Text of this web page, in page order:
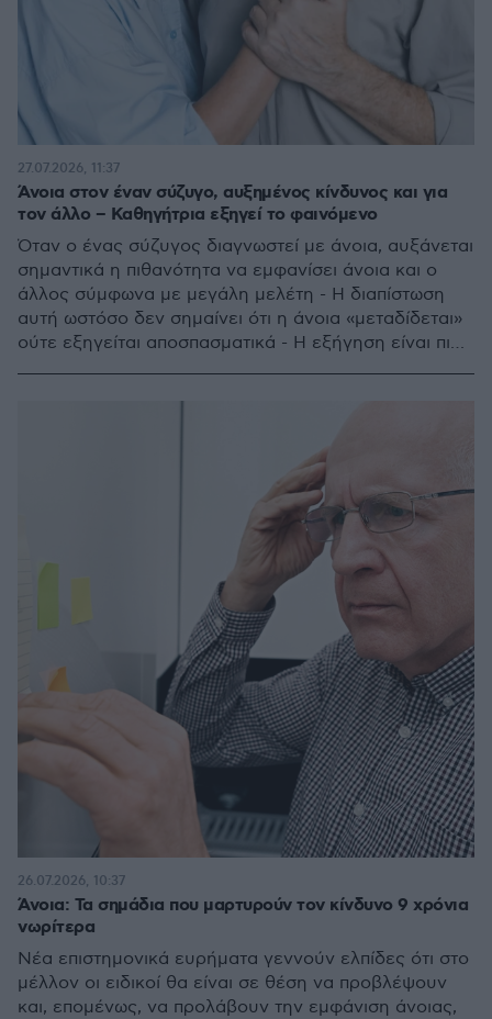
Άνοια στον έναν σύζυγο, αυξημένος κίνδυνος και για
τον άλλο – Καθηγήτρια εξηγεί το φαινόμενο
Όταν ο ένας σύζυγος διαγνωστεί με άνοια, αυξάνεται
σημαντικά η πιθανότητα να εμφανίσει άνοια και ο
άλλος σύμφωνα με μεγάλη μελέτη - Η διαπίστωση
αυτή ωστόσο δεν σημαίνει ότι η άνοια «μεταδίδεται»
ούτε εξηγείται αποσπασματικά - Η εξήγηση είναι πιο
27.07.2026, 11:37
Άνοια: Τα σημάδια που μαρτυρούν τον κίνδυνο 9 χρόνια
νωρίτερα
Νέα επιστημονικά ευρήματα γεννούν ελπίδες ότι στο
μέλλον οι ειδικοί θα είναι σε θέση να προβλέψουν
και, επομένως, να προλάβουν την εμφάνιση άνοιας,
26.07.2026, 10:37